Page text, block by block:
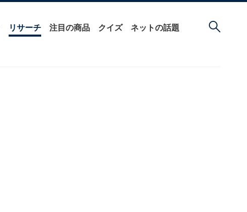
リサーチ 注目の商品 クイズ ネットの話題